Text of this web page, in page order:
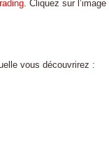
. Cliquez sur
vous découvrirez :